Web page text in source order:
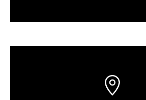
Beistell- & Rollcontainer